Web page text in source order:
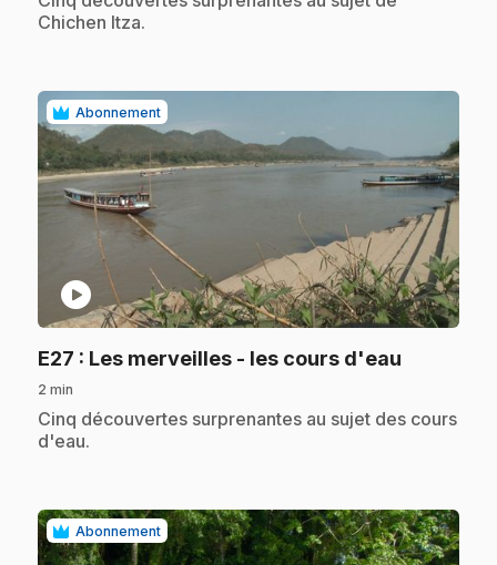
Chichen Itza.
Abonnement
play_circle
E27 : Les merveilles - les cours d'eau
2 min
.Cinq découvertes surprenantes au sujet des cours
d'eau.
Abonnement